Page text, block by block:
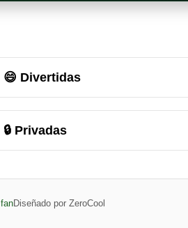
😄 Divertidas
🔒 Privadas
Diseñado por ZeroCool